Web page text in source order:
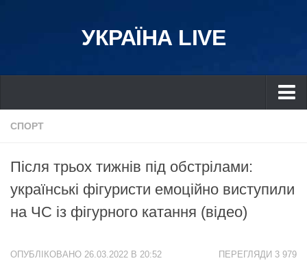
УКРАЇНА LIVE
Україна
Дніпро
Львів
Івано-Франківськ
Донбас
СПОРТ
Після трьох тижнів під обстрілами:
українські фігуристи емоційно виступили
на ЧС із фігурного катання (відео)
ПЕРЕГЛЯДИ 3 979
ОПУБЛІКОВАНО 26.03.2022 В 20:52